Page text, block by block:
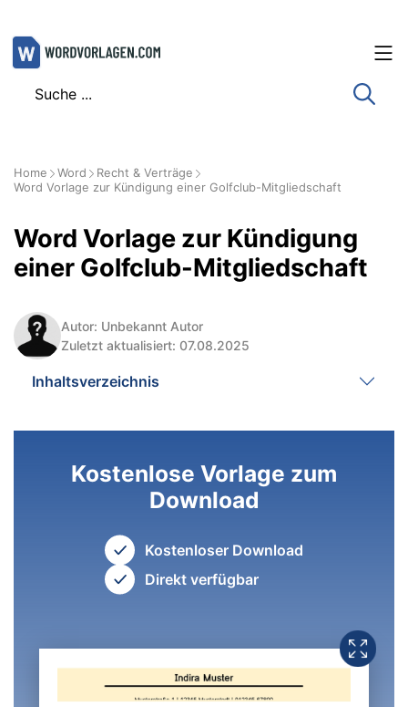
Zum
Inhalt
Home Word
Recht & Verträge
Word Vorlage zur Kündigung einer Golfclub-Mitgliedschaft
Word Vorlage zur Kündigung
einer Golfclub-Mitgliedschaft
Autor: Unbekannt Autor
Zuletzt aktualisiert: 07.08.2025
Inhaltsverzeichnis
Kostenlose Vorlage zum
Download
Kostenloser Download
Direkt verfügbar